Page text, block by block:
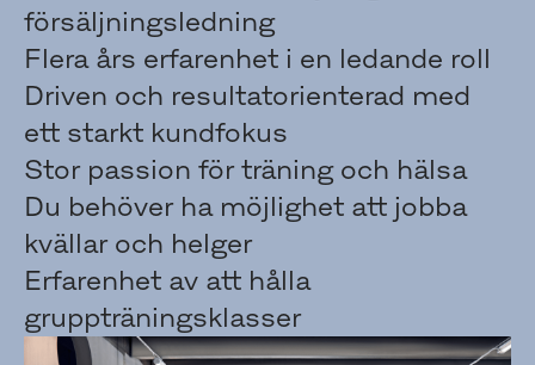
försäljningsledning
Flera års erfarenhet i en ledande roll
Driven och resultatorienterad med
ett starkt kundfokus
Stor passion för träning och hälsa
Du behöver ha möjlighet att jobba
kvällar och helger
Erfarenhet av att hålla
gruppträningsklasser